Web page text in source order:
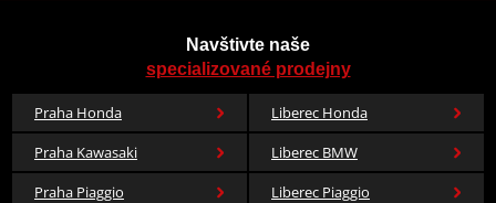
Navštivte naše
specializované prodejny
Praha Honda
Liberec Honda
Praha Kawasaki
Liberec BMW
Praha Piaggio
Liberec Piaggio